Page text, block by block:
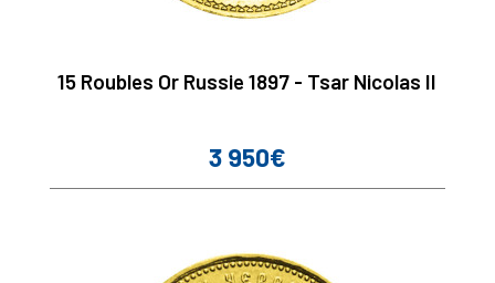
15 Roubles Or Russie 1897 - Tsar Nicolas II
Prix
3 950€